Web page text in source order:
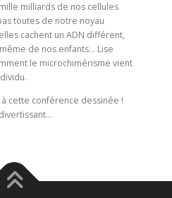
milliards de nos cellules
toutes de notre noyau
cachent un ADN différent,
de nos enfants… Lise
le microchimérisme vient
cette conférence dessinée !